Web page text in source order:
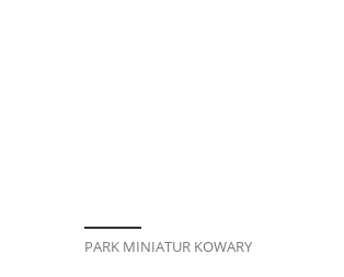
PARK MINIATUR KOWARY